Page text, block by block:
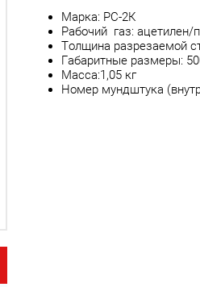
Марка: РС-2К
Рабочий газ: ацетилен/
Толщина разрезаемой
Габаритные размеры:
Масса:1,05 кг
Номер мундштука